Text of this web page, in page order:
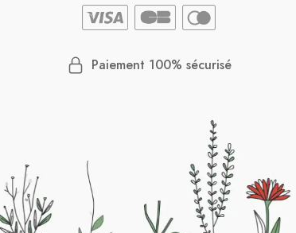
Paiement 100% sécurisé